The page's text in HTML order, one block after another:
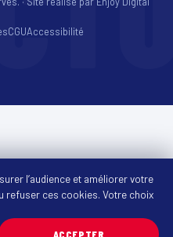
CGUAccessibilité
l’audience et améliorer votre
refuser ces cookies. Votre choix
ACCEPTER